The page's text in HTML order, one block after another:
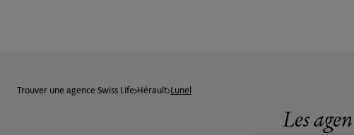
Trouver une agence Swiss Life Hérault Lunel
Les